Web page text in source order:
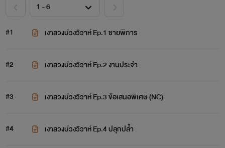
#1 เงาลวงบ่วงวิวาห์ Ep.1 ชายพิการ
#2 เงาลวงบ่วงวิวาห์ Ep.2 งานประจำ
#3 เงาลวงบ่วงวิวาห์ Ep.3 ข้อเสนอพิเศษ (NC)
#4 เงาลวงบ่วงวิวาห์ Ep.4 ปลุกปล้ำ